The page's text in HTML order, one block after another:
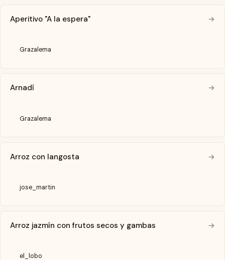
Aperitivo "A la espera" →
Grazalema
Arnadí →
Grazalema
Arroz con langosta →
jose_martin
Arroz jazmín con frutos secos y gambas →
el_lobo